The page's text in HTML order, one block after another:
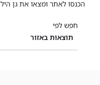
הכנסו לאתר ומצאו את גן
תוצאות באזור
חפש לפי